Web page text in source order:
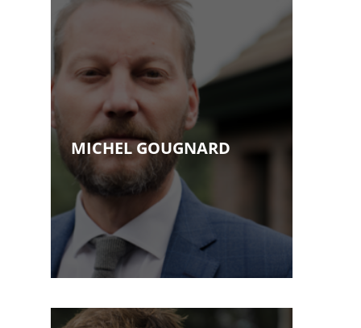
• Bâtonnier de l’Ordre des
Avocats du Barreau du Brabant
Wallon 2015-2017
• Mem...Voir plus
MICHEL GOUGNARD
Licence en droit à l’UCL en